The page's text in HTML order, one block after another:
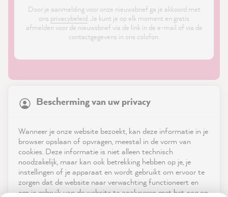
Door je aanmelding voor onze nieuwsbrief ga je akkoord met
ons privacybeleid. Je kunt je op elk moment en gratis
afmelden voor de nieuwsbrief via de link in de e-mail of via de
contactgegevens in ons colofon.
Service
Neem contact op met
Bescherming van uw privacy
Wanneer je onze website bezoekt, kan deze informatie in je
browser opslaan of opvragen, meestal in de vorm van
cookies. Deze informatie is niet alleen technisch
noodzakelijk, maar kan ook betrekking hebben op je, je
instellingen of je apparaat en wordt gebruikt om ervoor te
zorgen dat de website naar verwachting functioneert en
om je gebruik van de website te analyseren met het oog op
21,886Reviews
reviews-io